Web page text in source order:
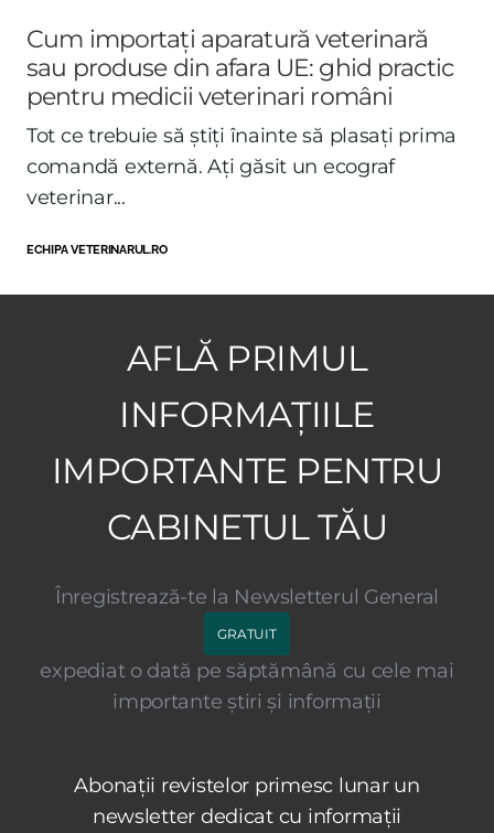
Cum importați aparatură veterinară
sau produse din afara UE: ghid practic
pentru medicii veterinari români
Tot ce trebuie să știți înainte să plasați prima
comandă externă. Ați găsit un ecograf
veterinar...
ECHIPA VETERINARUL.RO
AFLĂ PRIMUL
INFORMAȚIILE
IMPORTANTE PENTRU
CABINETUL TĂU
Înregistrează-te la Newsletterul General
GRATUIT
expediat o dată pe săptămână cu cele mai
importante știri și informații
Abonații revistelor primesc lunar un
newsletter dedicat cu informații